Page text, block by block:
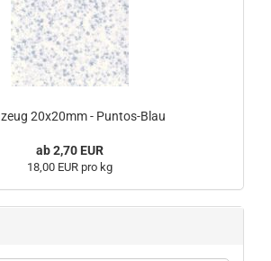
20x20mm - Puntos-Blau
ab 2,70 EUR
18,00 EUR pro kg